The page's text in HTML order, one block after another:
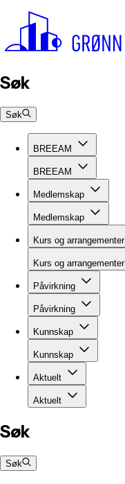
Søk
Søk
BREEAM
BREEAM
Medlemskap
Medlemskap
Kurs og arrangementer
Kurs og arrangementer
Påvirkning
Påvirkning
Kunnskap
Kunnskap
Aktuelt
Aktuelt
Søk
Søk